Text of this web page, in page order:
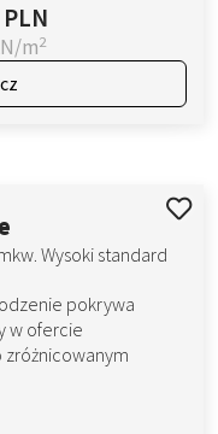
m2
Wysoki standard
pokrywa
w ofercie